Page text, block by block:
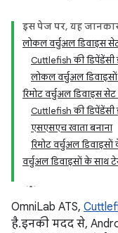
इस पेज पर, यह
लोकल वर्चुअल डिवाइस
Cuttlefish की डिपेंडेंसी
लोकल वर्चुअल
रिमोट वर्चुअल डिवाइस
Cuttlefish की डिपेंडेंसी
एसएसएच खाता बनाना
रिमोट वर्चुअल
वर्चुअल डिवाइसों के साथ
OmniLab ATS,
है. इनकी मदद से,